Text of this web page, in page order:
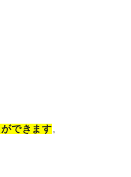
できます。